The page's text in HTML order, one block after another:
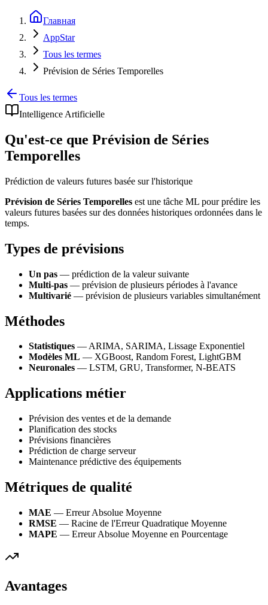
Главная
AppStar
Tous les termes
Prévision de Séries Temporelles
Tous les termes
Intelligence Artificielle
Qu'est-ce que Prévision de Séries
Temporelles
Prédiction de valeurs futures basée sur l'historique
Prévision de Séries Temporelles est une tâche ML pour prédire les
valeurs futures basées sur des données historiques ordonnées dans le
temps.
Types de prévisions
Un pas — prédiction de la valeur suivante
Multi-pas — prévision de plusieurs périodes à l'avance
Multivarié — prévision de plusieurs variables simultanément
Méthodes
Statistiques — ARIMA, SARIMA, Lissage Exponentiel
Modèles ML — XGBoost, Random Forest, LightGBM
Neuronales — LSTM, GRU, Transformer, N-BEATS
Applications métier
Prévision des ventes et de la demande
Planification des stocks
Prévisions financières
Prédiction de charge serveur
Maintenance prédictive des équipements
Métriques de qualité
MAE — Erreur Absolue Moyenne
RMSE — Racine de l'Erreur Quadratique Moyenne
MAPE — Erreur Absolue Moyenne en Pourcentage
Avantages